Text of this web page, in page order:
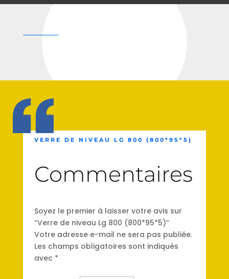
VERRE DE NIVEAU LG 800 (800*95*5)
Commentaires
Soyez le premier à laisser votre avis sur
“Verre de niveau Lg 800 (800*95*5)”
Votre adresse e-mail ne sera pas publiée.
Les champs obligatoires sont indiqués
avec *